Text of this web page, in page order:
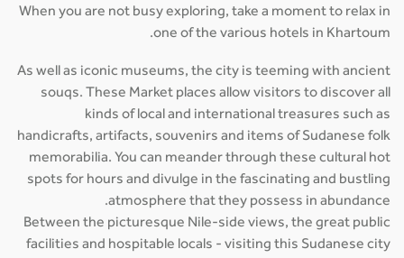
When you are not busy exploring, take a moment to relax in
one of the various hotels in Khartoum.
As well as iconic museums, the city is teeming with ancient
souqs. These Market places allow visitors to discover all
kinds of local and international treasures such as
handicrafts, artifacts, souvenirs and items of Sudanese folk
memorabilia. You can meander through these cultural hot
spots for hours and divulge in the fascinating and bustling
atmosphere that they possess in abundance.
Between the picturesque Nile-side views, the great public
facilities and hospitable locals - visiting this Sudanese city